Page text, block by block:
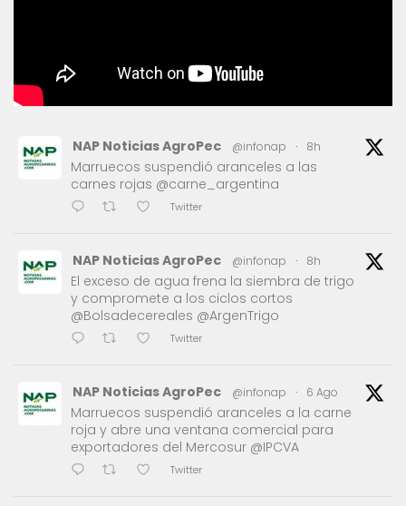
NAP Noticias AgroPec @infonap · 8h
Marruecos suspendió aranceles a las
carnes rojas @carne_argentina
Twitter
NAP Noticias AgroPec @infonap · 8h
El exceso de agua frena la siembra de trigo
y compromete a los ciclos cortos
@Bolsadecereales @ArgenTrigo
Twitter
NAP Noticias AgroPec @infonap · 6 Ago
Marruecos suspendió aranceles a la carne
roja y abre una ventana comercial para
exportadores del Mercosur @IPCVA
Twitter